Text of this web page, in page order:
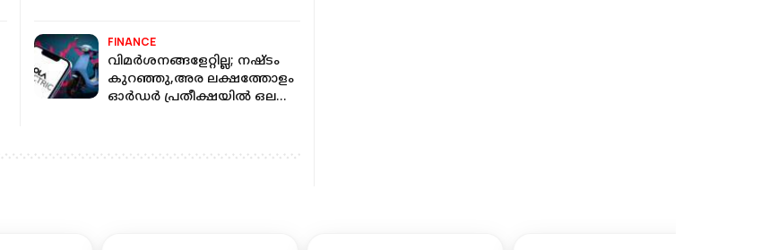
FINANCE
വിമർശന​ങ്ങളേറ്റില്ല; നഷ്ടം
കുറഞ്ഞു,അര ലക്ഷത്തോളം
ഓർഡർ പ്രതീക്ഷയിൽ ഒല